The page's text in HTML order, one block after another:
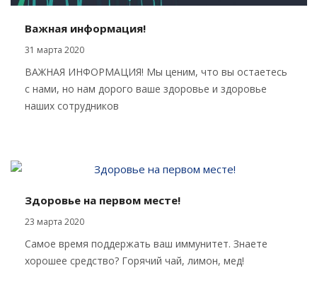
Важная информация!
31 марта 2020
ВАЖНАЯ ИНФОРМАЦИЯ! Мы ценим, что вы остаетесь
с нами, но нам дорого ваше здоровье и здоровье
наших сотрудников
Здоровье на первом месте!
23 марта 2020
Самое время поддержать ваш иммунитет. Знаете
хорошее средство? Горячий чай, лимон, мед!